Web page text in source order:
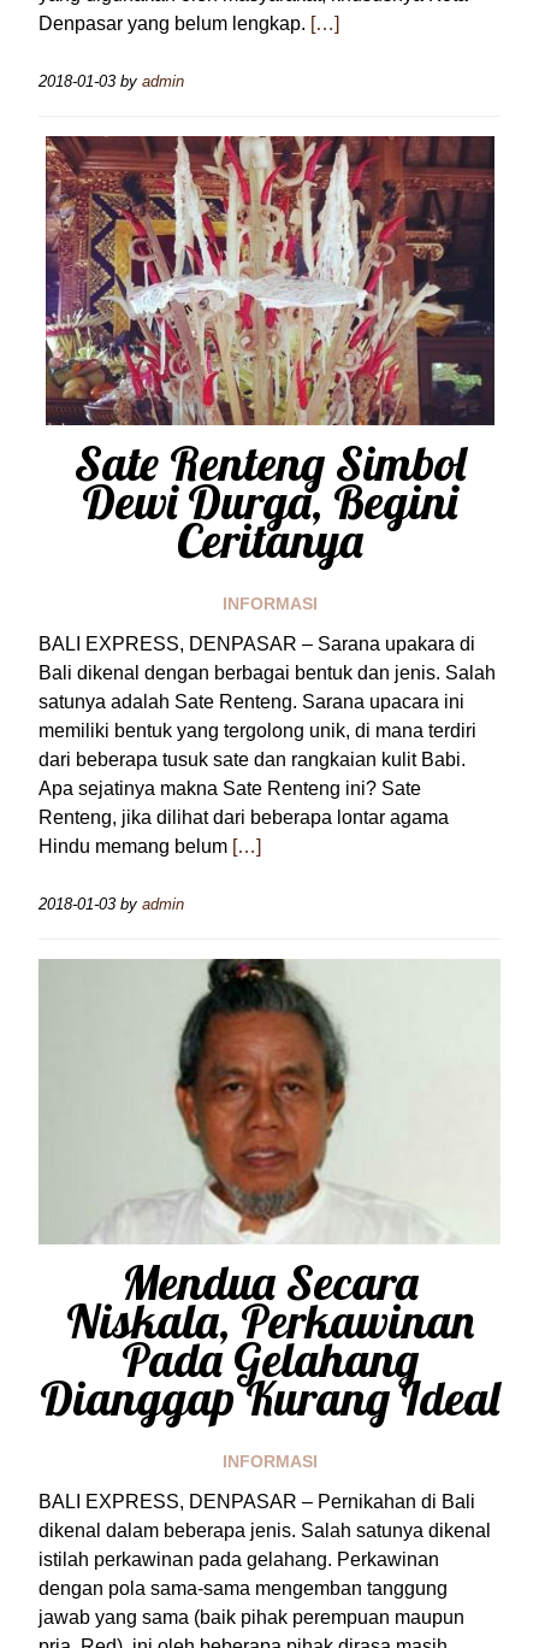
Denpasar yang belum lengkap. […]
2018-01-03 by admin
Sate Renteng Simbol
Dewi Durga, Begini
Ceritanya
INFORMASI
BALI EXPRESS, DENPASAR – Sarana upakara di
Bali dikenal dengan berbagai bentuk dan jenis. Salah
satunya adalah Sate Renteng. Sarana upacara ini
memiliki bentuk yang tergolong unik, di mana terdiri
dari beberapa tusuk sate dan rangkaian kulit Babi.
Apa sejatinya makna Sate Renteng ini? Sate
Renteng, jika dilihat dari beberapa lontar agama
Hindu memang belum […]
2018-01-03 by admin
Mendua Secara
Niskala, Perkawinan
Pada Gelahang
Dianggap Kurang Ideal
INFORMASI
BALI EXPRESS, DENPASAR – Pernikahan di Bali
dikenal dalam beberapa jenis. Salah satunya dikenal
istilah perkawinan pada gelahang. Perkawinan
dengan pola sama-sama mengemban tanggung
jawab yang sama (baik pihak perempuan maupun